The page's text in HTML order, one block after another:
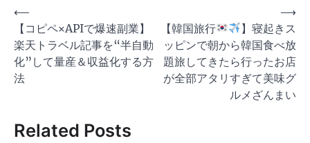
投
稿
ナ
ビ
ー
⟵
【コピペ×APIで爆速副業】
楽天トラベル記事を“半自動
化”して量産＆収益化する方
法
【韓国旅行
】寝起きス
ッピンで朝から韓国食べ放
題旅してきたら行ったお店
が全部アタリすぎて美味グ
ルメざんまい
⟶
Related Posts